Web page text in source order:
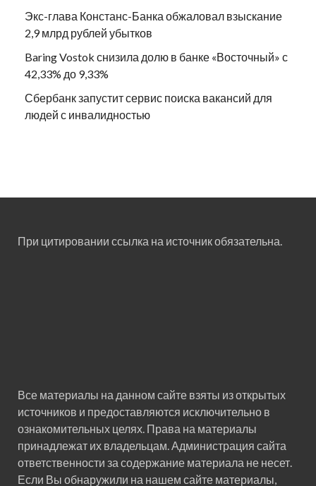
Экс-глава Констанс-Банка обжаловал взыскание
2,9 млрд рублей убытков
Baring Vostok снизила долю в банке «Восточный» с
42,33% до 9,33%
Сбербанк запустит сервис поиска вакансий для
людей с инвалидностью
При цитировании ссылка на источник обязательна.
Все материалы на данном сайте взяты из открытых
источников и предоставляются исключительно в
ознакомительных целях. Права на материалы
принадлежат их владельцам. Администрация сайта
ответственности за содержание материала не несет.
Если Вы обнаружили на нашем сайте материалы,